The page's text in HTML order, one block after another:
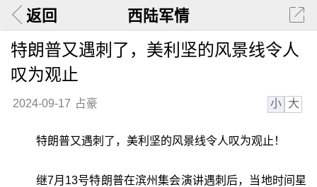
返回 西陆军情
特朗普又遇刺了，美利坚的风景线令人
叹为观止
2024-09-17 占豪 小 大
特朗普又遇刺了，美利坚的风景线令人叹为观止！
继7月13号特朗普在滨州集会演讲遇刺后，当地时间星